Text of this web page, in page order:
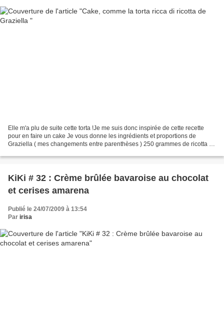
Elle m'a plu de suite cette torta !Je me suis donc inspirée de cette recette
pour en faire un cake Je vous donne les ingrédients et proportions de
Graziella ( mes changements entre parenthèses ) 250 grammes de ricotta au
KiKi # 32 : Crème brûlée bavaroise au chocolat
et cerises amarena
Publié le 24/07/2009 à 13:54
Par irisa